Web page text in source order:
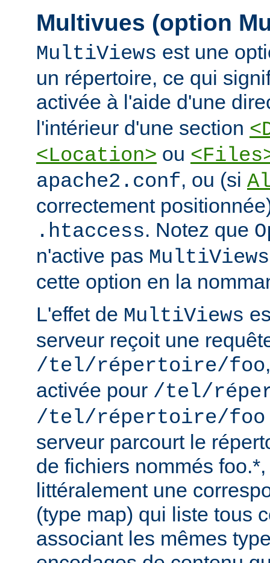
Multivues (option
MultiViews est une
un répertoire, ce qui
activée à l'aide d'une
l'intérieur d'une section
<Location> ou
apache2.conf, ou (si
correctement
.htaccess. Notez que
n'active pas MultiViews
cette option en la
L'effet de MultiViews
serveur reçoit une
/tel/répertoire/foo
activée pour /tel/
/tel/répertoire/foo
serveur parcourt le
de fichiers nommés
littéralement une
(type map) qui liste tous
associant les mêmes